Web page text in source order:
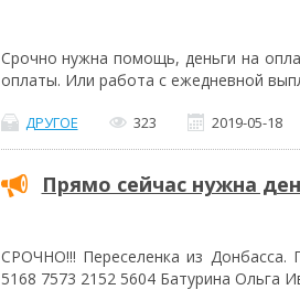
Срочно нужна помощь, деньги на
оплаты. Или работа с ежедневной
ДРУГОЕ 323 2019-05-18
Прямо сейчас нужна
СРОЧНО!!! Переселенка из
5168 7573 2152 5604 Батурина Ольга